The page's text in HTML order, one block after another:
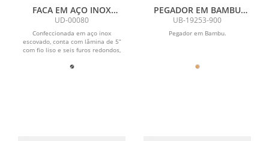
FACA EM AÇO INOX
ESCOVADO TAMANHO 5
COM 6 FUROS
UD-00080
Confeccionada em aço inox
escovado, conta com lâmina de 5”
com fio liso e seis furos redondos,
PEGADOR EM BAMBU
COM 25 CM SEM CARTELA
UB-19253-900
Pegador em Bambu.